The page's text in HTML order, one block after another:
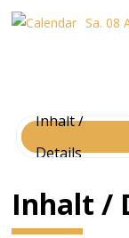
Sa. 08
Inhalt /
Details
Inhalt /